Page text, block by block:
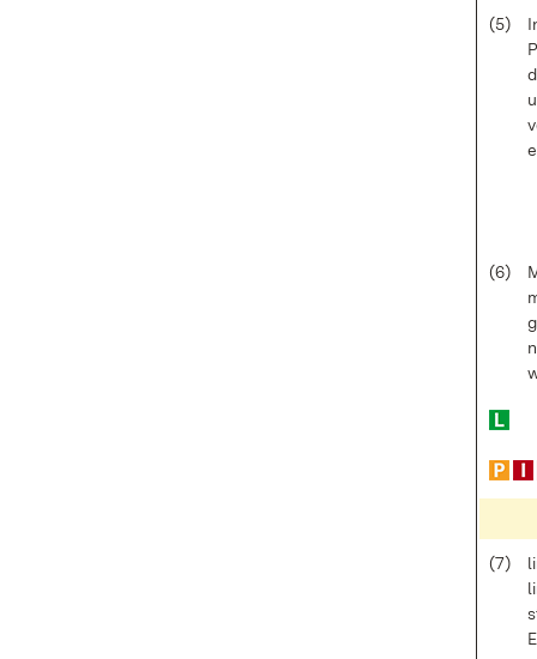
(5)
(6)
(7)